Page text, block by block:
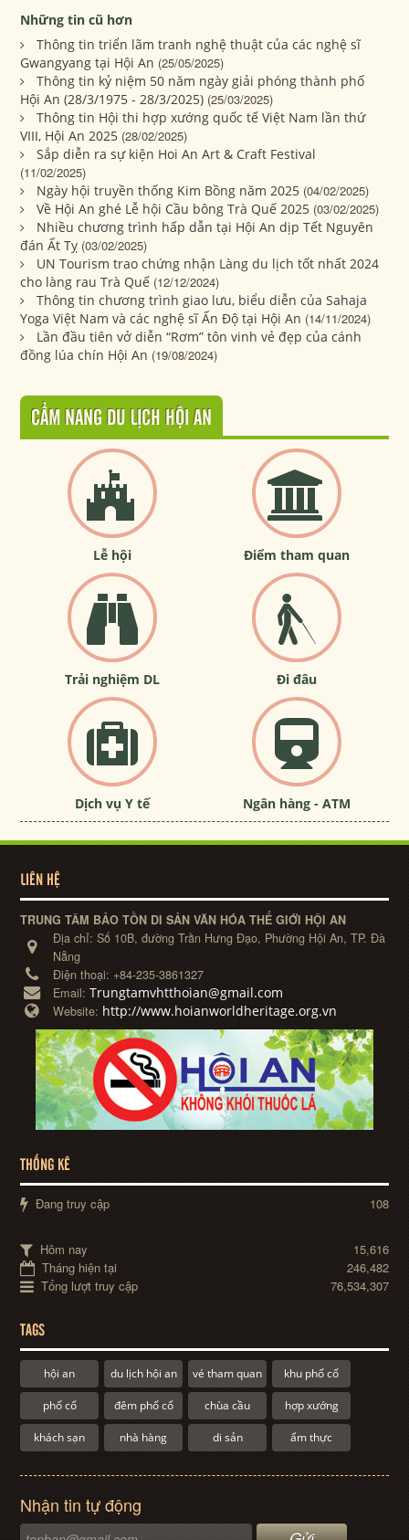
Những tin cũ hơn
Thông tin triển lãm tranh nghệ thuật của các nghệ sĩ
Gwangyang tại Hội An (25/05/2025)
Thông tin kỷ niệm 50 năm ngày giải phóng thành phố
Hội An (28/3/1975 - 28/3/2025) (25/03/2025)
Thông tin Hội thi hợp xướng quốc tế Việt Nam lần thứ
VIII, Hội An 2025 (28/02/2025)
Sắp diễn ra sự kiện Hoi An Art & Craft Festival
(11/02/2025)
Ngày hội truyền thống Kim Bồng năm 2025 (04/02/2025)
Về Hội An ghé Lễ hội Cầu bông Trà Quế 2025 (03/02/2025)
Nhiều chương trình hấp dẫn tại Hội An dịp Tết Nguyên
đán Ất Tỵ (03/02/2025)
UN Tourism trao chứng nhận Làng du lịch tốt nhất 2024
cho làng rau Trà Quế (12/12/2024)
Thông tin chương trình giao lưu, biểu diễn của Sahaja
Yoga Việt Nam và các nghệ sĩ Ấn Độ tại Hội An (14/11/2024)
Lần đầu tiên vở diễn “Rơm” tôn vinh vẻ đẹp của cánh
đồng lúa chín Hội An (19/08/2024)
CẨM NANG DU LỊCH HỘI AN
Lễ hội Điểm tham quan
Trải nghiệm DL Đi đâu
Dịch vụ Y tế Ngân hàng - ATM
LIÊN HỆ
TRUNG TÂM BẢO TỒN DI SẢN VĂN HÓA THẾ GIỚI HỘI AN
Địa chỉ:Số 10B, đường Trần Hưng Đạo, Phường Hội An, TP. Đà
Nẵng
Điện thoại: +84-235-3861327
Email:Trungtamvhtthoian@gmail.com
Website: http://www.hoianworldheritage.org.vn
THỐNG KÊ
Đang truy cập 108
Hôm nay
15,616
Tháng hiện tại
246,482
Tổng lượt truy cập
76,534,307
TAGS
hội an du lịch hội an vé tham quan khu phố cổ
phố cổ đêm phố cổ chùa cầu hợp xướng
khách sạn nhà hàng di sản ẩm thực
Nhận tin tự động